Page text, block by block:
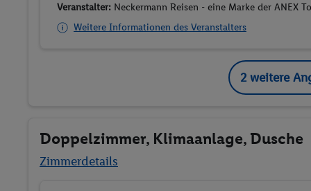
Veranstalter: Neckermann Reisen - eine Marke der ANEX
Weitere Informationen des Veranstalters
2 weitere
Doppelzimmer, Klimaanlage, Dusche
Zimmerdetails